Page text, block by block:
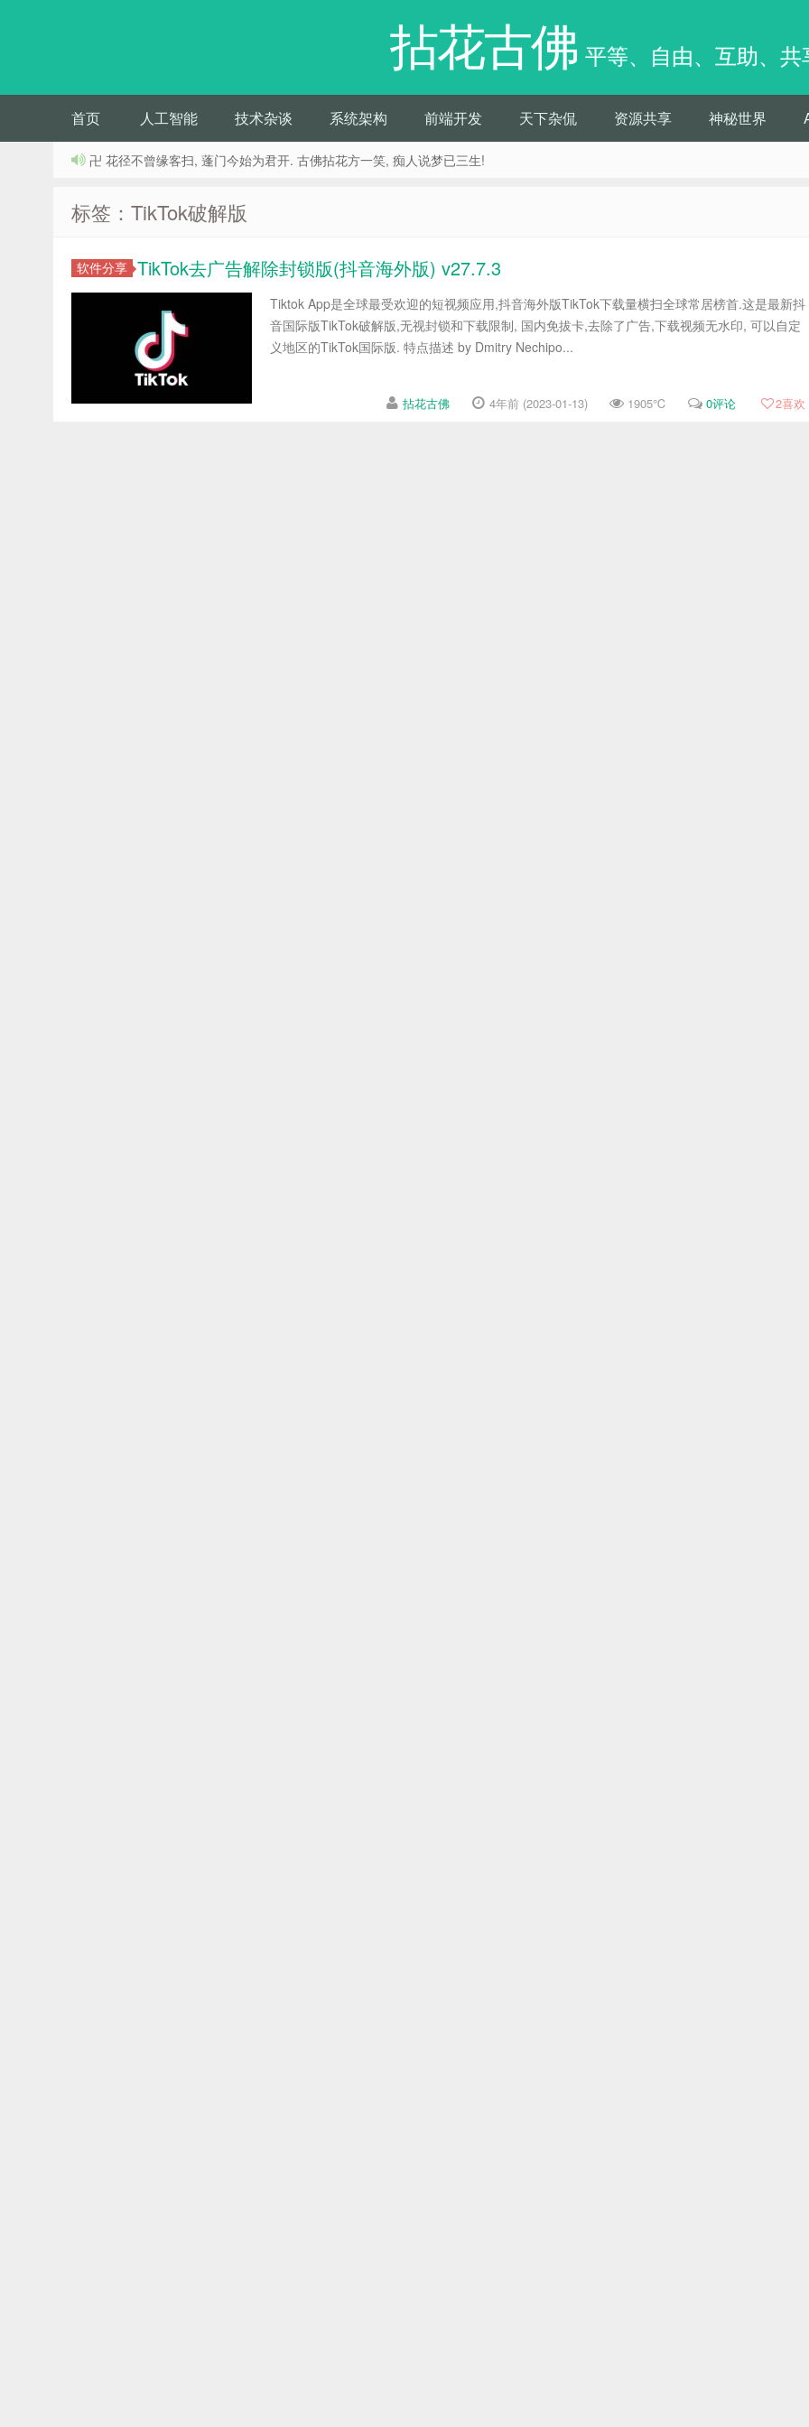
拈花古佛 平等、自由、互助、共
首页 人工智能 技术杂谈 系统架构 前端开发 天下杂侃 资源共享 神秘世界
卍 花径不曾缘客扫, 蓬门今始为君开. 古佛拈花方一笑, 痴人说梦已三生!
标签：TikTok破解版
软件分享 TikTok去广告解除封锁版(抖音海外版) v27.7.3
Tiktok App是全球最受欢迎的短视频应用,抖音海外版TikTok下载量横扫全球常居榜首.这是最新抖
音国际版TikTok破解版,无视封锁和下载限制, 国内免拔卡,去除了广告,下载视频无水印, 可以自定
义地区的TikTok国际版. 特点描述 by Dmitry Nechipo...
拈花古佛 4年前 (2023-01-13) 1905℃ 0评论 2喜欢